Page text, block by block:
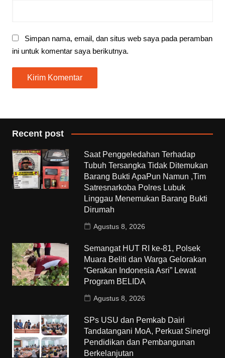
Simpan nama, email, dan situs web saya pada peramban
ini untuk komentar saya berikutnya.
Recent post
Saat Penggeledahan Terhadap
Tubuh Tersangka Tidak Ditemukan
Barang Bukti ApaPun Namun ,Tim
Satresnarkoba Polres Lubuk
Linggau Menemukan Barang Bukti
Dirumah
Agustus 8, 2026
Semangat HUT RI ke-81, Polsek
Muara Beliti dan Warga Gelorakan
“Gerakan Indonesia Asri” Lewat
Program BELIDA
Agustus 8, 2026
SPs USU dan Pemkab Dairi
Tandatangani MoA, Perkuat Sinergi
Pendidikan dan Pembangunan
Berkelanjutan